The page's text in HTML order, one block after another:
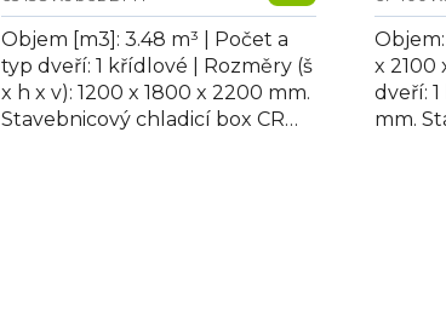
Objem [m3]: 3.48 m³ | Počet a
typ dveří: 1 křídlové | Rozměry (š
x h x v): 1200 x 1800 x 2200 mm.
Stavebnicový chladicí box CR
x 2100
dveří:
mm.